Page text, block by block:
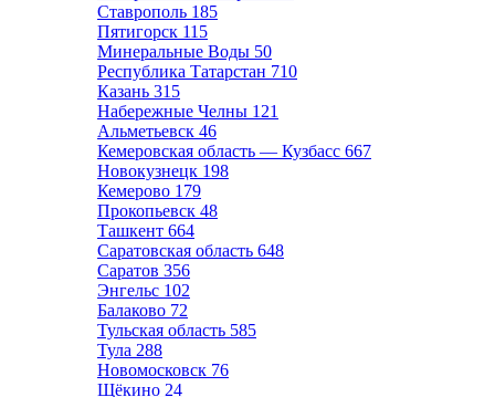
Ставрополь 185
Пятигорск 115
Минеральные Воды 50
Республика Татарстан 710
Казань 315
Набережные Челны 121
Альметьевск 46
Кемеровская область — Кузбасс 667
Новокузнецк 198
Кемерово 179
Прокопьевск 48
Ташкент 664
Саратовская область 648
Саратов 356
Энгельс 102
Балаково 72
Тульская область 585
Тула 288
Новомосковск 76
Щёкино 24